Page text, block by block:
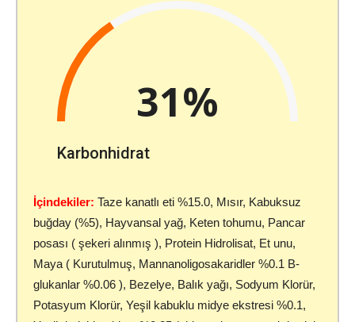
31%
Karbonhidrat
İçindekiler: Taze kanatlı eti %15.0, Mısır, Kabuksuz
buğday (%5), Hayvansal yağ, Keten tohumu, Pancar
posası ( şekeri alınmış ), Protein Hidrolisat, Et unu,
Maya ( Kurutulmuş, Mannanoligosakaridler %0.1 B-
glukanlar %0.06 ), Bezelye, Balık yağı, Sodyum Klorür,
Potasyum Klorür, Yeşil kabuklu midye ekstresi %0.1,